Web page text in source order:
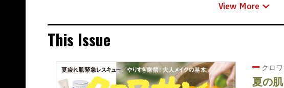
View More
This Issue
クロワ
夏の